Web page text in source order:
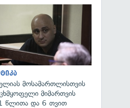
მოსამართლისთვის
მიმართვის
წლითა და 6 თვით